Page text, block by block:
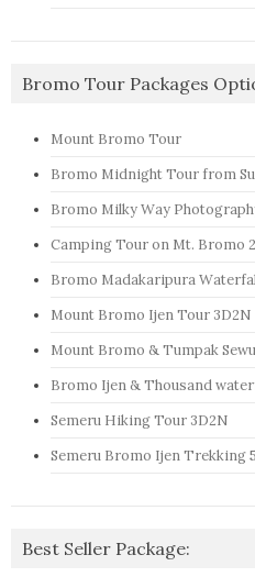
Bromo Tour Packages
Mount Bromo Tour
Bromo Midnight Tour from
Bromo Milky Way
Camping Tour on Mt. Bromo
Bromo Madakaripura
Mount Bromo Ijen Tour 3D2N
Mount Bromo & Tumpak
Bromo Ijen & Thousand
Semeru Hiking Tour 3D2N
Semeru Bromo Ijen Trekking
Best Seller Package: